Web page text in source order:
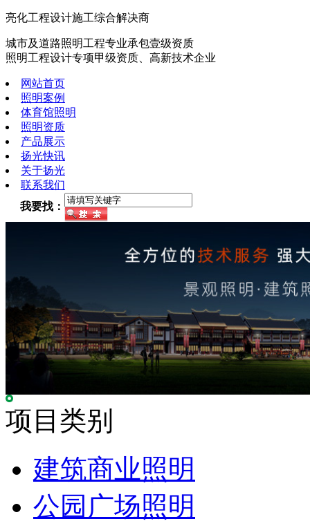
亮化工程设计施工综合解决商
城市及道路照明工程专业承包壹级资质
照明工程设计专项甲级资质、高新技术企业
网站首页
照明案例
体育馆照明
照明资质
产品展示
扬光快讯
关于扬光
联系我们
我要找：
项目类别
建筑商业照明
公园广场照明